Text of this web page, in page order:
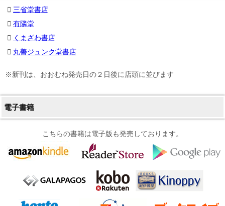
三省堂書店
有隣堂
くまざわ書店
丸善ジュンク堂書店
※新刊は、おおむね発売日の２日後に店頭に並びます
電子書籍
こちらの書籍は電子版も発売しております。